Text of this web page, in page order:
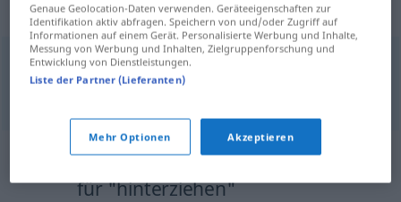
Beispielsätze für "hinterziehen"
(die) Steuern hinterziehen
commit taxevasion
Beispielsätze aus externen Quellen
für "hinterziehen"
Genaue Geolocation-Daten verwenden. Geräteeigenschaften zur
Identifikation aktiv abfragen. Speichern von und/oder Zugriff auf
Informationen auf einem Gerät. Personalisierte Werbung und Inhalte,
Messung von Werbung und Inhalten, Zielgruppenforschung und
Entwicklung von Dienstleistungen.
Liste der Partner (Lieferanten)
Mehr Optionen Akzeptieren